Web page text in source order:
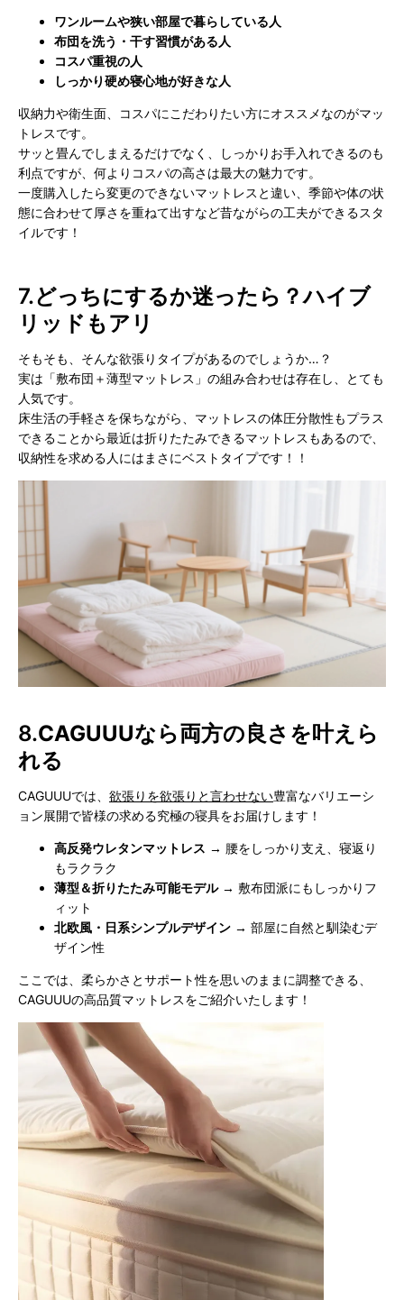
ワンルームや狭い部屋で暮らしている人
布団を洗う・干す習慣がある人
コスパ重視の人
しっかり硬め寝心地が好きな人
収納力や衛生面、コスパにこだわりたい方にオススメなのがマッ
トレスです。
サッと畳んでしまえるだけでなく、しっかりお手入れできるのも
利点ですが、何よりコスパの高さは最大の魅力です。
一度購入したら変更のできないマットレスと違い、季節や体の状
態に合わせて厚さを重ねて出すなど昔ながらの工夫ができるスタ
イルです！
7.どっちにするか迷ったら？ハイブ
リッドもアリ
そもそも、そんな欲張りタイプがあるのでしょうか…？
実は「敷布団＋薄型マットレス」の組み合わせは存在し、とても
人気です。
床生活の手軽さを保ちながら、マットレスの体圧分散性もプラス
できることから最近は折りたたみできるマットレスもあるので、
収納性を求める人にはまさにベストタイプです！！
8.CAGUUUなら両方の良さを叶えら
れる
CAGUUUでは、 欲張りを欲張りと言わせない豊富なバリエーシ
ョン展開で皆様の求める究極の寝具をお届けします！
高反発ウレタンマットレス → 腰をしっかり支え、寝返り
もラクラク
薄型＆折りたたみ可能モデル→ 敷布団派にもしっかりフ
ィット
北欧風・日系シンプルデザイン → 部屋に自然と馴染むデ
ザイン性
ここでは、柔らかさとサポート性を思いのままに調整できる、
CAGUUUの高品質マットレスをご紹介いたします！